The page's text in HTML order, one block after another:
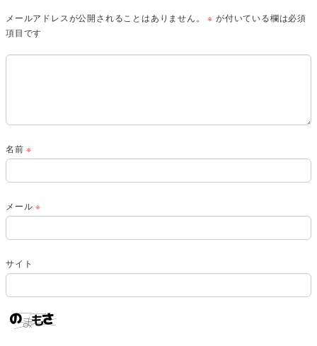
メールアドレスが公開されることはありません。 ※ が付いている欄は必須
項目です
名前※
メール※
サイト